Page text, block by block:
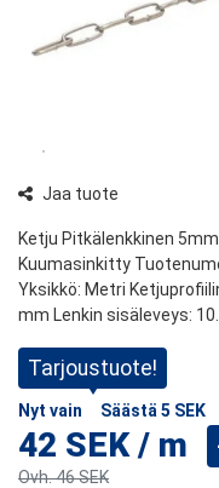
Jaa tuote
Ketju Pitkälenkkinen
Kuumasinkitty
Yksikkö: Metri
mm Lenkin sisäleveys: 10...
Tarjoustuote!
Nyt vain Säästä 5 SEK
42 SEK / m
Ovh.46 SEK